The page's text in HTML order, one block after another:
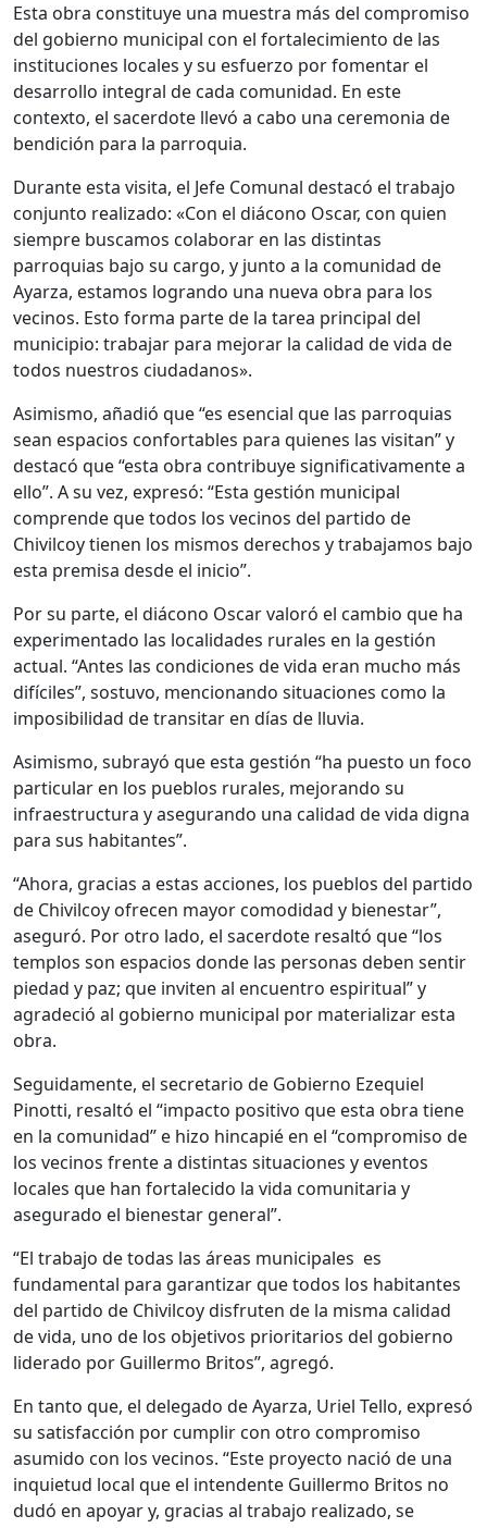
Esta obra constituye una muestra más del compromiso
del gobierno municipal con el fortalecimiento de las
instituciones locales y su esfuerzo por fomentar el
desarrollo integral de cada comunidad. En este
contexto, el sacerdote llevó a cabo una ceremonia de
bendición para la parroquia.
Durante esta visita, el Jefe Comunal destacó el trabajo
conjunto realizado: «Con el diácono Oscar, con quien
siempre buscamos colaborar en las distintas
parroquias bajo su cargo, y junto a la comunidad de
Ayarza, estamos logrando una nueva obra para los
vecinos. Esto forma parte de la tarea principal del
municipio: trabajar para mejorar la calidad de vida de
todos nuestros ciudadanos».
Asimismo, añadió que “es esencial que las parroquias
sean espacios confortables para quienes las visitan” y
destacó que “esta obra contribuye significativamente a
ello”. A su vez, expresó: “Esta gestión municipal
comprende que todos los vecinos del partido de
Chivilcoy tienen los mismos derechos y trabajamos bajo
esta premisa desde el inicio”.
Por su parte, el diácono Oscar valoró el cambio que ha
experimentado las localidades rurales en la gestión
actual. “Antes las condiciones de vida eran mucho más
difíciles”, sostuvo, mencionando situaciones como la
imposibilidad de transitar en días de lluvia.
Asimismo, subrayó que esta gestión “ha puesto un foco
particular en los pueblos rurales, mejorando su
infraestructura y asegurando una calidad de vida digna
para sus habitantes”.
“Ahora, gracias a estas acciones, los pueblos del partido
de Chivilcoy ofrecen mayor comodidad y bienestar”,
aseguró. Por otro lado, el sacerdote resaltó que “los
templos son espacios donde las personas deben sentir
piedad y paz; que inviten al encuentro espiritual” y
agradeció al gobierno municipal por materializar esta
obra.
Seguidamente, el secretario de Gobierno Ezequiel
Pinotti, resaltó el “impacto positivo que esta obra tiene
en la comunidad” e hizo hincapié en el “compromiso de
los vecinos frente a distintas situaciones y eventos
locales que han fortalecido la vida comunitaria y
asegurado el bienestar general”.
“El trabajo de todas las áreas municipales es
fundamental para garantizar que todos los habitantes
del partido de Chivilcoy disfruten de la misma calidad
de vida, uno de los objetivos prioritarios del gobierno
liderado por Guillermo Britos”, agregó.
En tanto que, el delegado de Ayarza, Uriel Tello, expresó
su satisfacción por cumplir con otro compromiso
asumido con los vecinos. “Este proyecto nació de una
inquietud local que el intendente Guillermo Britos no
dudó en apoyar y, gracias al trabajo realizado, se